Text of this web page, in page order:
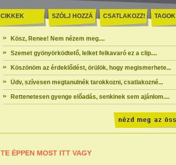
CIKKEK SZÓLJ HOZZÁ CSATLAKOZZ! TAGOK
Kösz, Renee! Nem nézem meg....
Szemet gyönyörködtető, lelket felkavaró ez a clip....
Köszönöm az érdeklődést, örülök, hogy megismerhete...
Üdv, szívesen megtanulnék tarokkozni, csatlakozné...
Rettenetesen gyenge előadás, senkinek sem ajánlom....
TE ÉPPEN MOST ITT VAGY